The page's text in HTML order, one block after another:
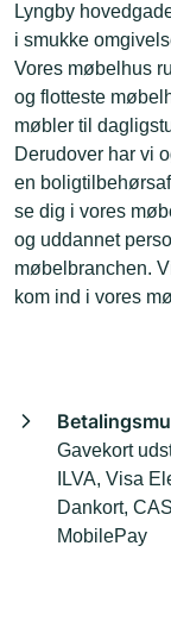
Lyngby
i smukke
Vores møbelhus
og flotteste
møbler til
Derudover har vi
en
se dig i vores
og uddannet
møbelbranchen.
kom ind i vores
Gavekort
ILVA, Visa
Dankort,
MobilePay